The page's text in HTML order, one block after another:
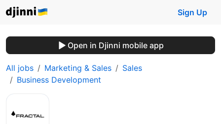
Sign Up
Open in Djinni mobile app
All jobs Marketing & Sales
Sales
Business Development